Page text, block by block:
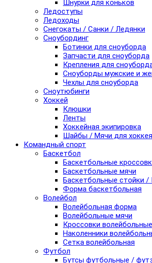
Шнурки для коньков
Ледоступы
Ледоходы
Снегокаты / Санки / Ледянки
Сноубординг
Ботинки для сноуборда
Запчасти для сноуборда
Крепления для
Сноуборды мужские и
Чехлы для сноуборда
Сноутюбинги
Хоккей
Клюшки
Ленты
Хоккейная экипировка
Шайбы / Мячи для хоккея
Командный спорт
Баскетбол
Баскетбольные
Баскетбольные мячи
Баскетбольные стойки
Форма баскетбольная
Волейбол
Волейбольная форма
Волейбольные мячи
Кроссовки волейбольные
Наколенники
Сетка волейбольная
Футбол
Бутсы футбольные /